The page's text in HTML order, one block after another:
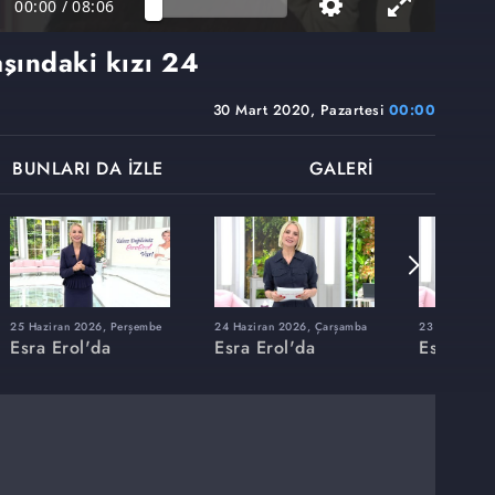
00:00 / 08:06
30 Mart 2020, Pazartesi 00:00
kızı 24
BUNLARI DA İZLE GALERİ
25 Haziran 2026, Perşembe
Esra Erol'da
24 Haziran 2026, Çarşamba
Esra Erol'da
23 Haziran
Esra